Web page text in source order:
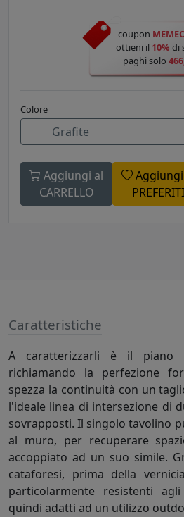
coupon
ottieni il 10% di
paghi solo
Colore
Grafite
Aggiungi al
CARRELLO
PREFERITI
Caratteristiche
A caratterizzarli è il piano
richiamando la perfezione
spezza la continuità con un
l'ideale linea di intersezione di
sovrapposti. Il singolo tavolino
al muro, per recuperare
accoppiato ad un suo simile.
cataforesi, prima della
particolarmente resistenti
quindi adatti ad un utilizzo